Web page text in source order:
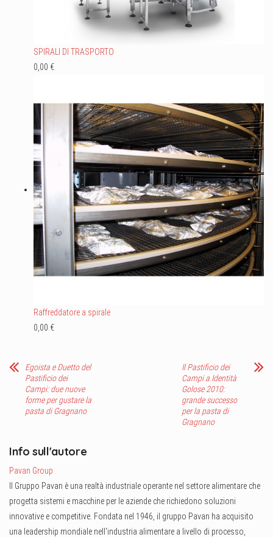
SPIRALI DI TRASPORTO
0,00 €
Raffreddatore a spirale
0,00 €
Egoista e Duetto del
Pastificio dei
Campi: due nuove
forme per gustare la
pasta di Gragnano
Il Pastificio dei
Campi a Identità
Golose 2010:
grande successo
per la pasta di
Gragnano
Info sull'autore
Pavan Group
Il Gruppo Pavan è una realtà industriale operante nel settore alimentare che
progetta sistemi e macchine per le aziende che richiedono soluzioni
innovative e competitive. Fondata nel 1946, il gruppo Pavan ha acquisito
una leadership mondiale nell'industria alimentare a livello di processo,